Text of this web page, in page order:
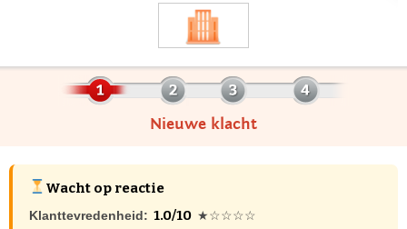
Nieuwe klacht
Wacht op reactie
Klanttevredenheid: 1.0/10 ★☆☆☆☆